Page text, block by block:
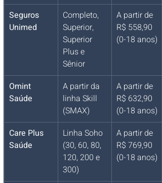
Seguros
Unimed
Completo,
Superior,
Superior
Plus e
Sênior
A partir de
R$ 558,90
(0-18 anos)
Omint
Saúde
A partir da
linha Skill
(SMAX)
A partir de
R$ 632,90
(0-18 anos)
Care Plus
Saúde
Linha Soho
(30, 60, 80,
120, 200 e
300)
A partir de
R$ 769,90
(0-18 anos)